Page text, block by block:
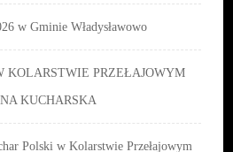
w Gminie Władysławowo
KOLARSTWIE PRZEŁAJOWYM
KUCHARSKA
Polski w Kolarstwie Przełajowym